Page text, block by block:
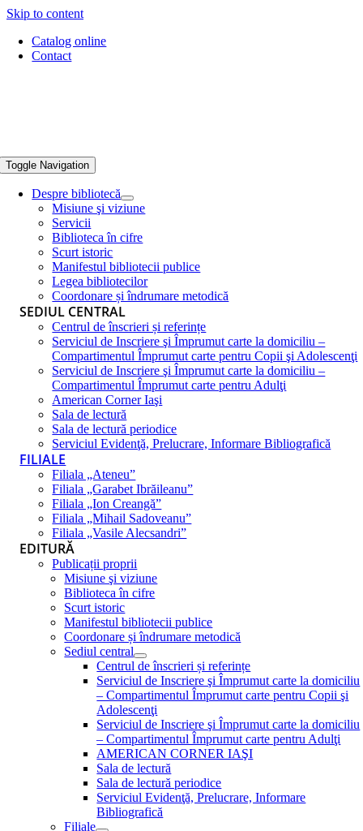
Skip to content
Catalog online
Contact
Toggle Navigation
Despre bibliotecă
Misiune şi viziune
Servicii
Biblioteca în cifre
Scurt istoric
Manifestul bibliotecii publice
Legea bibliotecilor
Coordonare și îndrumare metodică
SEDIUL CENTRAL
Centrul de înscrieri și referințe
Serviciul de Inscriere şi Împrumut carte la domiciliu –
Compartimentul Împrumut carte pentru Copii şi Adolescenţi
Serviciul de Inscriere şi Împrumut carte la domiciliu –
Compartimentul Împrumut carte pentru Adulţi
American Corner Iaşi
Sala de lectură
Sala de lectură periodice
Serviciul Evidenţă, Prelucrare, Informare Bibliografică
FILIALE
Filiala „Ateneu”
Filiala „Garabet Ibrăileanu”
Filiala „Ion Creangă”
Filiala „Mihail Sadoveanu”
Filiala „Vasile Alecsandri”
EDITURĂ
Publicații proprii
Misiune şi viziune
Biblioteca în cifre
Scurt istoric
Manifestul bibliotecii publice
Coordonare și îndrumare metodică
Sediul central
Centrul de înscrieri și referințe
Serviciul de Inscriere şi Împrumut carte la domiciliu
– Compartimentul Împrumut carte pentru Copii şi
Adolescenţi
Serviciul de Inscriere şi Împrumut carte la domiciliu
– Compartimentul Împrumut carte pentru Adulţi
AMERICAN CORNER IAŞI
Sala de lectură
Sala de lectură periodice
Serviciul Evidenţă, Prelucrare, Informare
Bibliografică
Filiale